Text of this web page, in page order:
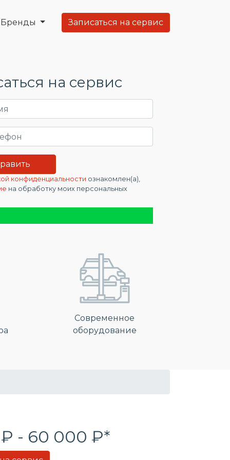
Бренды Записаться на сервис
на сервис
конфиденциальности ознакомлен(а),
на обработку моих персональных
Современное
оборудование
- 60 000 ₽*